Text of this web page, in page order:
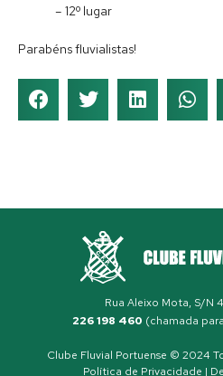
– 12º lugar
Parabéns fluvialistas!
Rua Aleixo Mota, S/N
226 198 460 (chamada
Clube Fluvial Portuense © 2024
Política de Privacidade |